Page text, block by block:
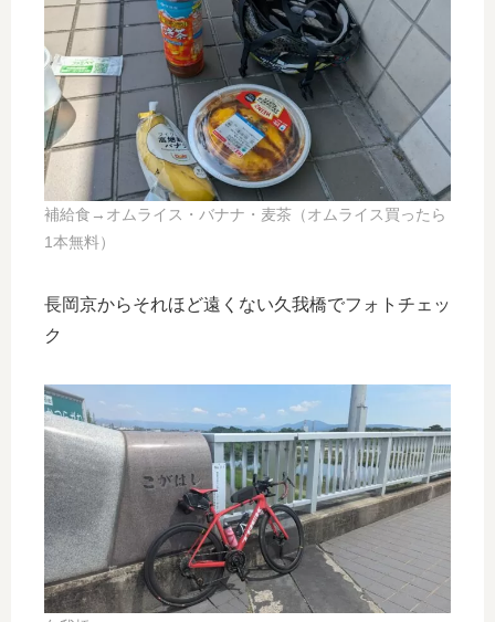
補給食→オムライス・バナナ・麦茶（オムライス買ったら
1本無料）
長岡京からそれほど遠くない久我橋でフォトチェッ
ク